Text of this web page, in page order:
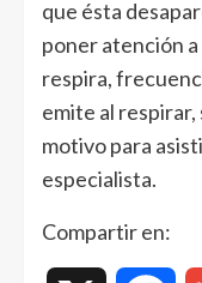
que ésta
poner atención a
respira,
emite al
motivo para
especialista.
Compartir en: